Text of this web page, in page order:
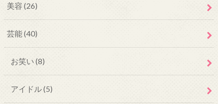
美容 (26)
芸能(40)
お笑い (8)
アイドル(5)